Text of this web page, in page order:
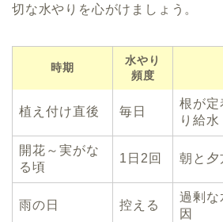
切な水やりを心がけましょう。
時期
水やり
頻度
植え付け直後 毎日
根が定
り給水
開花～実がな
る頃
1日2回 朝と夕
雨の日 控える
過剰な
因